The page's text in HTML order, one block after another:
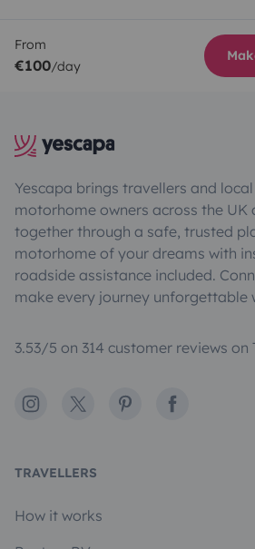
From
€100/day
Yescapa brings travellers and
motorhome owners across the UK
together through a safe, trusted
motorhome of your dreams with
roadside assistance included.
make every journey unforgettable
3.53/5 on 314 customer reviews on
Instagram
X PinterestFacebook
TRAVELLERS
How it works